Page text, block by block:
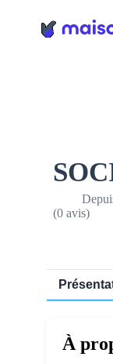
(0 avis)
À